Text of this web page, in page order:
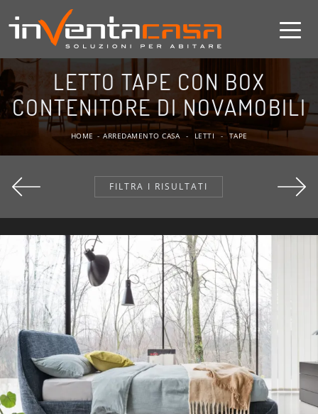
LETTO TAPE CON BOX
CONTENITORE DI NOVAMOBILI
HOME - ARREDAMENTO CASA - LETTI - TAPE
FILTRA I RISULTATI